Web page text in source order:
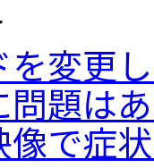
変更
題は
で症